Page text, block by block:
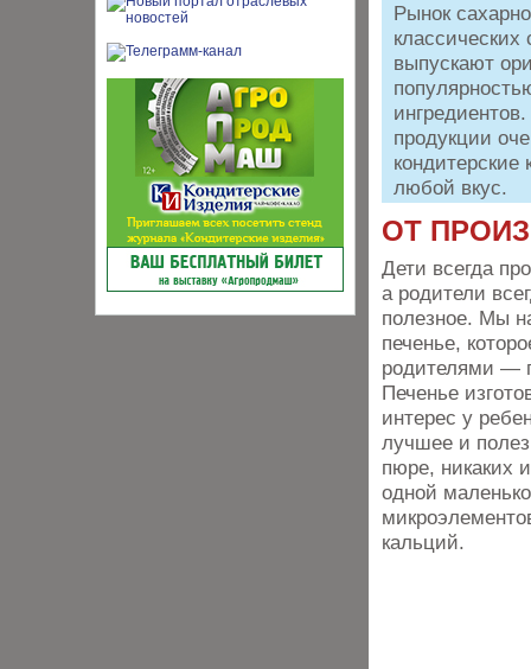
Рынок
классических
выпускают
продукции
любой вкус.
ОТ
Дети всегда
а родители
полезное. Мы
печенье,
родителями —
Печенье
интерес у
лучшее и
пюре, никаких
одной
кальций.